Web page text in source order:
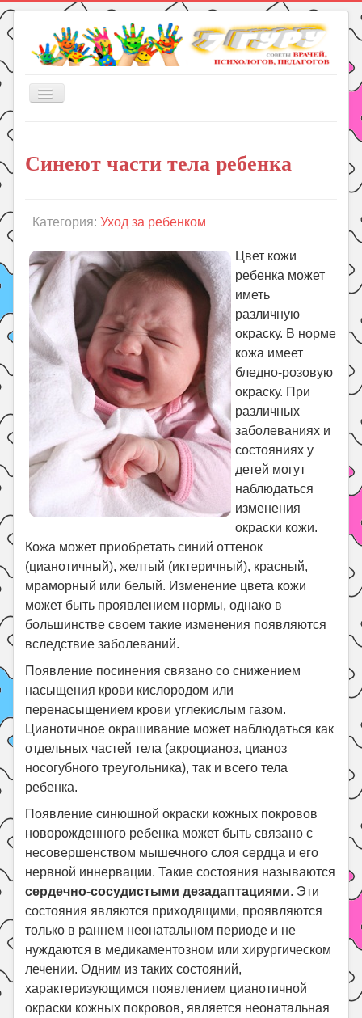
Включить/
Книги
Подготовка к школе
ГДЗ
Праздники
Психология
Летом!
Поиск
Синеют части тела ребенка
Категория:Уход за ребенком
Цвет кожи
ребенка может
иметь
различную
окраску. В норме
кожа имеет
бледно-розовую
окраску. При
различных
заболеваниях и
состояниях у
детей могут
наблюдаться
изменения
окраски кожи.
Кожа может приобретать синий оттенок
(цианотичный), желтый (иктеричный), красный,
мраморный или белый. Изменение цвета кожи
может быть проявлением нормы, однако в
большинстве своем такие изменения появляются
вследствие заболеваний.
Появление посинения связано со снижением
насыщения крови кислородом или
перенасыщением крови углекислым газом.
Цианотичное окрашивание может наблюдаться как
отдельных частей тела (акроцианоз, цианоз
носогубного треугольника), так и всего тела
ребенка.
Появление синюшной окраски кожных покровов
новорожденного ребенка может быть связано с
несовершенством мышечного слоя сердца и его
нервной иннервации. Такие состояния называются
сердечно-сосудистыми дезадаптациями. Эти
состояния являются приходящими, проявляются
только в раннем неонатальном периоде и не
нуждаются в медикаментозном или хирургическом
лечении. Одним из таких состояний,
характеризующимся появлением цианотичной
окраски кожных покровов, является неонатальная